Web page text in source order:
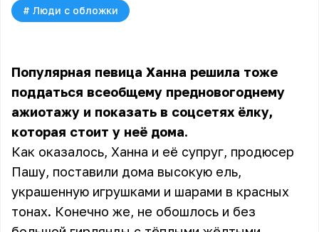
# Люди с обложки
Популярная певица Ханна решила тоже
поддаться всеобщему предновогоднему
ажиотажу и показать в соцсетях ёлку,
которая стоит у неё дома.
Как оказалось, Ханна и её супруг, продюсер
Пашу, поставили дома высокую ель,
украшенную игрушками и шарами в красных
тонах. Конечно же, не обошлось и без